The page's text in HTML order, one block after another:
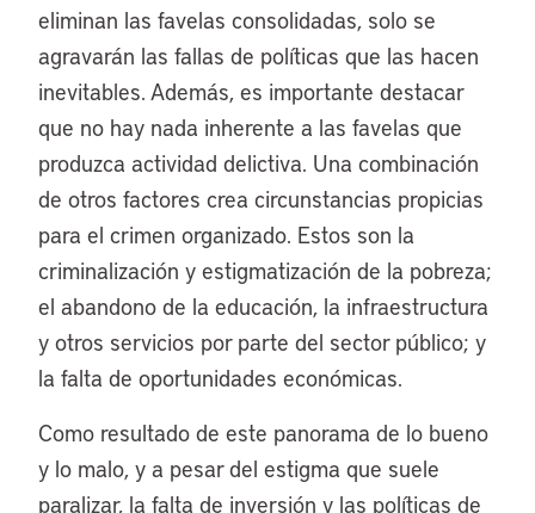
eliminan las favelas consolidadas, solo se
agravarán las fallas de políticas que las hacen
inevitables. Además, es importante destacar
que no hay nada inherente a las favelas que
produzca actividad delictiva. Una combinación
de otros factores crea circunstancias propicias
para el crimen organizado. Estos son la
criminalización y estigmatización de la pobreza;
el abandono de la educación, la infraestructura
y otros servicios por parte del sector público; y
la falta de oportunidades económicas.
Como resultado de este panorama de lo bueno
y lo malo, y a pesar del estigma que suele
paralizar, la falta de inversión y las políticas de